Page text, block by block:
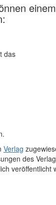
das
Verlag
des
veröffentlicht